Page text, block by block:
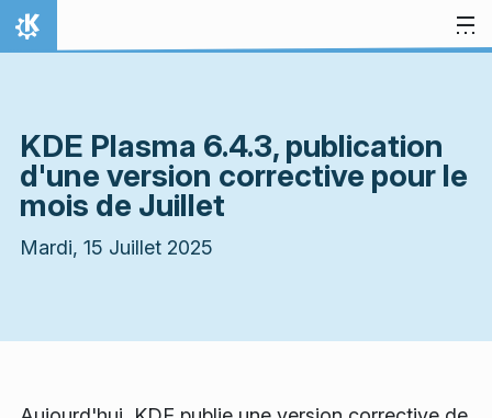
Aller directement au contenu
Accueil
KDE Plasma 6.4.3, publication
d'une version corrective pour le
mois de Juillet
Mardi, 15 Juillet 2025